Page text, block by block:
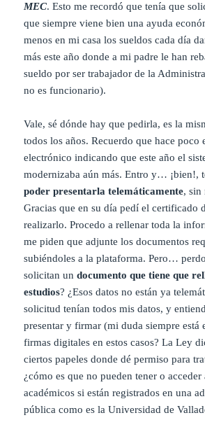
MEC. Esto me recordó que tenía que
que siempre viene bien una ayuda
menos en mi casa los sueldos cada día
más este año donde a mi padre le han
sueldo por ser trabajador de la
no es funcionario).
Vale, sé dónde hay que pedirla, es la
todos los años. Recuerdo que hace poco
electrónico indicando que este año el
modernizaba aún más. Entro y… ¡bien!,
poder presentarla telemáticamente, sin
Gracias que en su día pedí el certificado
realizarlo. Procedo a rellenar toda la
me piden que adjunte los documentos
subiéndoles a la plataforma. Pero…
solicitan undocumento que tiene que
estudios? ¿Esos datos no están ya
solicitud tenían todos mis datos, y
presentar y firmar (mi duda siempre está
firmas digitales en estos casos? La Ley
ciertos papeles donde dé permiso para
¿cómo es que no pueden tener o acceder
académicos si están registrados en una
pública como es la Universidad de